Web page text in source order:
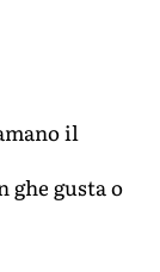
il
ghe gusta o